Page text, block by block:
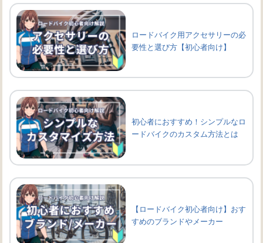
ロードバイク用アクセサリーの必
要性と選び方【初心者向け】
初心者におすすめ！シンプルなロ
ードバイクのカスタム方法とは
【ロードバイク初心者向け】おす
すめのブランドやメーカー